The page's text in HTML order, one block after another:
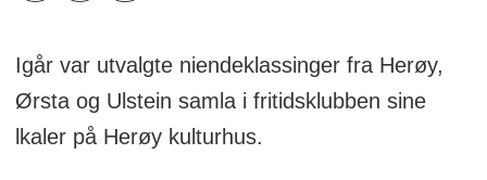
Igår var utvalgte niendeklassinger fra Herøy,
Ørsta og Ulstein samla i fritidsklubben sine
lkaler på Herøy kulturhus.